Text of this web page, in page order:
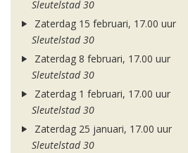
Sleutelstad 30
Zaterdag 15 februari, 17.00 uur
Sleutelstad 30
Zaterdag 8 februari, 17.00 uur
Sleutelstad 30
Zaterdag 1 februari, 17.00 uur
Sleutelstad 30
Zaterdag 25 januari, 17.00 uur
Sleutelstad 30